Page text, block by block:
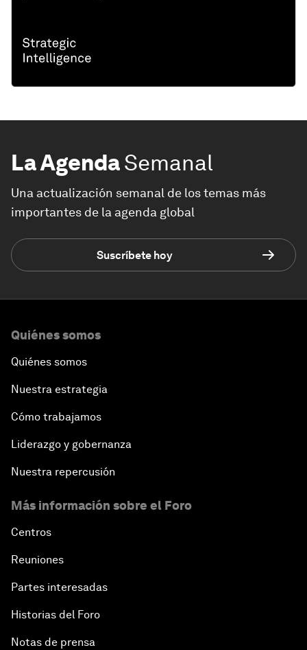
La AgendaSemanal
Una actualización semanal de los temas más
importantes de la agenda global
Suscríbete hoy
Quiénes somos
Quiénes somos
Nuestra estrategia
Cómo trabajamos
Liderazgo y gobernanza
Nuestra repercusión
Más información sobre el Foro
Centros
Reuniones
Partes interesadas
Historias del Foro
Notas de prensa